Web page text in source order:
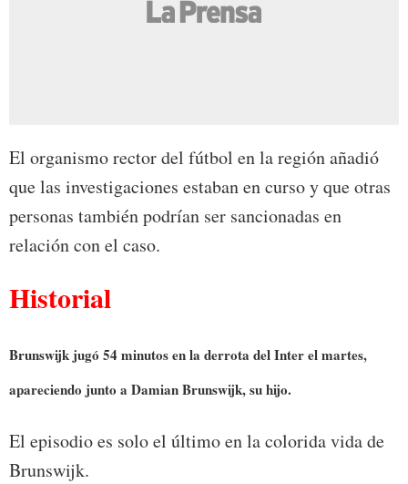
El organismo rector del fútbol en la región añadió
que las investigaciones estaban en curso y que otras
personas también podrían ser sancionadas en
relación con el caso.
Historial
Brunswijk jugó 54 minutos en la derrota del Inter el martes,
apareciendo junto a Damian Brunswijk, su hijo.
El episodio es solo el último en la colorida vida de
Brunswijk.